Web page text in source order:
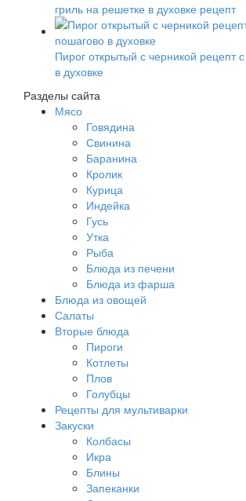
гриль на решетке в духовке рецепт
Пирог открытый с черникой рецепт
в духовке
Разделы сайта
Мясо
Говядина
Свинина
Баранина
Кролик
Курица
Индейка
Гусь
Утка
Рыба
Блюда из печени
Блюда из фарша
Блюда из овощей
Салаты
Вторые блюда
Пироги
Котлеты
Плов
Голубцы
Рецепты для мультиварки
Закуски
Колбасы
Икра
Блины
Запеканки